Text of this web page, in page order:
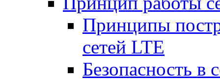
Принципы
сетей LTE
Безопасность в